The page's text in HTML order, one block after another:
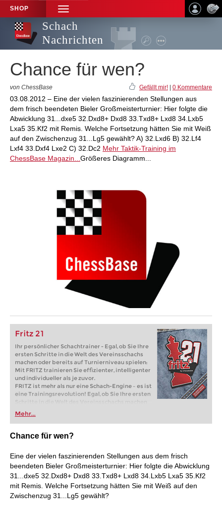
SHOP
TOGGLE
NAVIGATION
Schach
Nachrichten
Chance für wen?
von ChessBase Gefällt mir! 0 Kommentare
03.08.2012 – Eine der vielen faszinierenden Stellungen aus
dem frisch beendeten Bieler Großmeisterturnier: Hier folgte die
Abwicklung 31...dxe5 32.Dxd8+ Dxd8 33.Txd8+ Lxd8 34.Lxb5
Lxa5 35.Kf2 mit Remis. Welche Fortsetzung hätten Sie mit Weiß
auf den Zwischenzug 31...Lg5 gewählt? A) 32.Lxd6 B) 32.Lf4
Lxf4 33.Dxf4 Lxe2 C) 32.Dc2 Mehr Taktik-Training im
ChessBase Magazin... Größeres Diagramm...
Fritz 21
Ihr persönlicher Schachtrainer - Egal, ob Sie Ihre
ersten Schritte in die Welt des Vereinsschachs
machen oder bereits auf Turnierniveau spielen:
Mit FRITZ trainieren Sie effizienter, intelligenter
und individueller als je zuvor.
FRITZ ist mehr als nur eine Schach-Engine – es ist
eine Trainingsrevolution! Egal, ob Sie Ihre ersten
Schritte in die Welt des Vereinsschachs machen
oder bereits auf Turnierniveau spielen: Mit
FRITZ trainieren Sie effizienter, intelligenter und
individueller als je zuvor.
Mehr...
Chance für wen?
Eine der vielen faszinierenden Stellungen aus dem frisch
beendeten Bieler Großmeisterturnier: Hier folgte die Abwicklung
31...dxe5 32.Dxd8+ Dxd8 33.Txd8+ Lxd8 34.Lxb5 Lxa5 35.Kf2
mit Remis. Welche Fortsetzung hätten Sie mit Weiß auf den
Zwischenzug 31...Lg5 gewählt?